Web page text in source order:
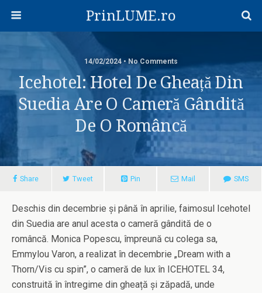
PrinLUME.ro
14/02/2024 • No Comments
Icehotel: Hotel De Gheață Din
Suedia Are O Cameră Gândită
De O Româncă
Share Tweet Pin Mail SMS
Deschis din decembrie și până în aprilie, faimosul Icehotel
din Suedia are anul acesta o cameră gândită de o
româncă. Monica Popescu, împreună cu colega sa,
Emmylou Varon, a realizat în decembrie „Dream with a
Thorn/Vis cu spin”, o cameră de lux în ICEHOTEL 34,
construită în întregime din gheață și zăpadă, unde